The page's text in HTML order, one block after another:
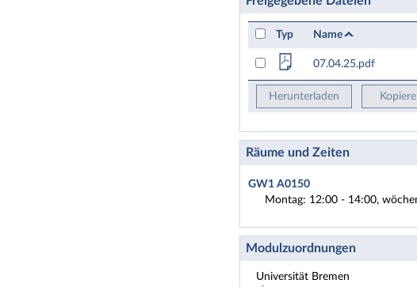
Typ Name
07.04.25.pdf
Herunterladen
Räume und Zeiten
GW1 A0150
Montag: 12:00 - 14:00,
Modulzuordnungen
Universität Bremen